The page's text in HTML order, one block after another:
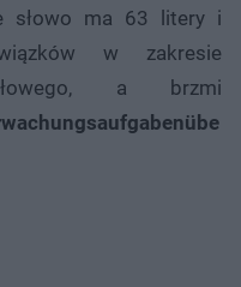
słowo ma 63 litery i
w zakresie
a brzmi